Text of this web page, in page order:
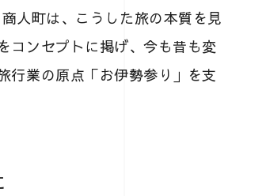
人町は、こうした旅の本質を見
コンセプトに掲げ、今も昔も変
行業の原点「お伊勢参り」を支